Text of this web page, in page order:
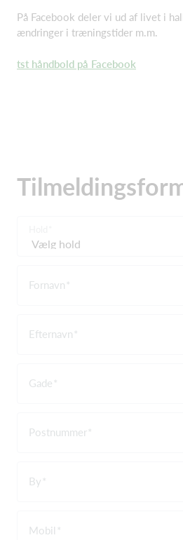
På Facebook deler vi ud af livet i
ændringer i træningstider m.m.
tst håndbold på Facebook
Fornavn
Efternavn
Gade
Postnummer
By
Mobil